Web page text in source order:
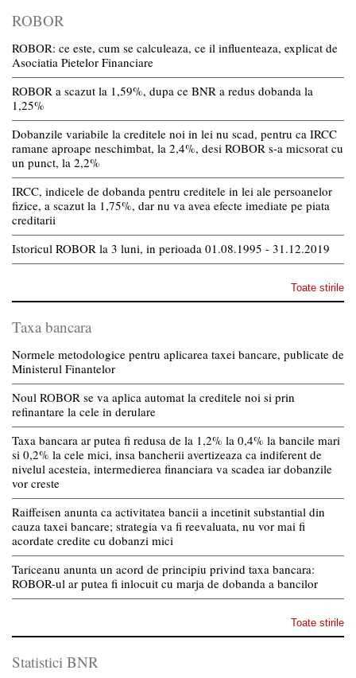
ROBOR
ROBOR: ce este, cum se calculeaza, ce il influenteaza, explicat de
Asociatia Pietelor Financiare
ROBOR a scazut la 1,59%, dupa ce BNR a redus dobanda la
1,25%
Dobanzile variabile la creditele noi in lei nu scad, pentru ca IRCC
ramane aproape neschimbat, la 2,4%, desi ROBOR s-a micsorat cu
un punct, la 2,2%
IRCC, indicele de dobanda pentru creditele in lei ale persoanelor
fizice, a scazut la 1,75%, dar nu va avea efecte imediate pe piata
creditarii
Istoricul ROBOR la 3 luni, in perioada 01.08.1995 - 31.12.2019
Toate stirile
Taxa bancara
Normele metodologice pentru aplicarea taxei bancare, publicate de
Ministerul Finantelor
Noul ROBOR se va aplica automat la creditele noi si prin
refinantare la cele in derulare
Taxa bancara ar putea fi redusa de la 1,2% la 0,4% la bancile mari
si 0,2% la cele mici, insa bancherii avertizeaza ca indiferent de
nivelul acesteia, intermedierea financiara va scadea iar dobanzile
vor creste
Raiffeisen anunta ca activitatea bancii a incetinit substantial din
cauza taxei bancare; strategia va fi reevaluata, nu vor mai fi
acordate credite cu dobanzi mici
Tariceanu anunta un acord de principiu privind taxa bancara:
ROBOR-ul ar putea fi inlocuit cu marja de dobanda a bancilor
Toate stirile
Statistici BNR